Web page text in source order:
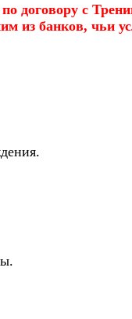
договору с
из банков, чьи